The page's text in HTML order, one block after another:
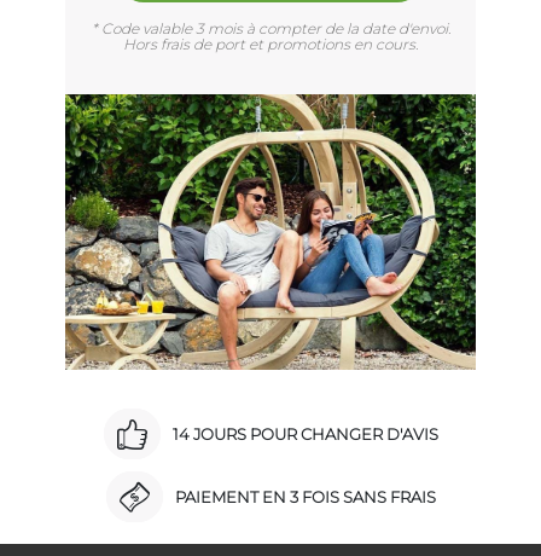
* Code valable 3 mois à compter de la date d'envoi.
Hors frais de port et promotions en cours.
14 JOURS POUR CHANGER D'AVIS
PAIEMENT EN 3 FOIS SANS FRAIS